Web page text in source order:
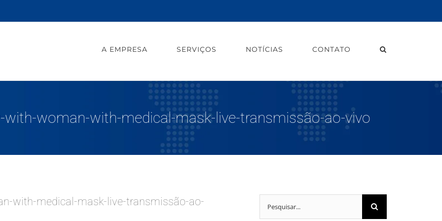
A EMPRESA SERVIÇOS NOTÍCIAS CONTATO
woman-with-medical-mask-live-transmissão-ao-vivo
with-medical-mask-live-transmissão-ao-